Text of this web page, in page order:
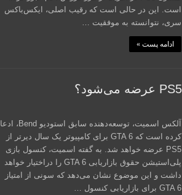
است. این در حالی است که رقیب اصلی، ایکس‌باکس
سری، نتوانسته به موفقیت …
ادامه پست »
آلکس اسمیت، توسعه‌دهنده سابق استودیو Bend، ادعا
کرده است که GTA 6 برای کامپیوتر یک سال دیرتر از
PS5 عرضه خواهد شد. به گفته اسمیت، کنسول بازی
پلی‌استیشن حقوق بازاریابی GTA 6 را دراختیار خواهد
داشت و این موضوع نشان می‌دهد که سونی از امتیاز
GTA 6 برای بازاریابی کنسول …